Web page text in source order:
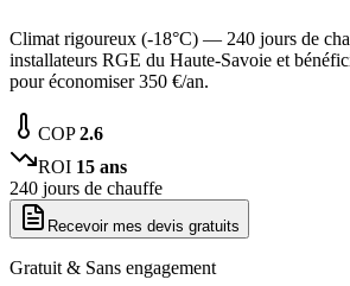
Climat rigoureux (-18°C) — 240 jours de
installateurs RGE du Haute-Savoie et
pour économiser 350 €/an.
COP2.6
ROI 15 ans
240 jours de chauffe
Recevoir mes devis gratuits
Gratuit & Sans engagement